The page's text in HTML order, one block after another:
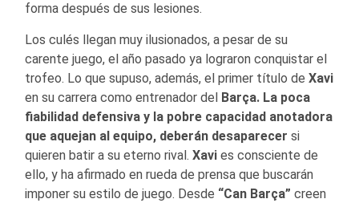
forma después de sus lesiones.
Los culés llegan muy ilusionados, a pesar de su
carente juego, el año pasado ya lograron conquistar el
trofeo. Lo que supuso, además, el primer título de Xavi
en su carrera como entrenador del Barça. La poca
fiabilidad defensiva y la pobre capacidad anotadora
que aquejan al equipo, deberán desaparecer si
quieren batir a su eterno rival. Xavi es consciente de
ello, y ha afirmado en rueda de prensa que buscarán
imponer su estilo de juego. Desde “Can Barça” creen